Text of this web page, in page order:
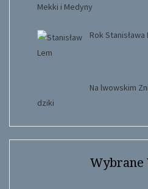
Mekki i Medyny
Rok
Na lwowskim
dziki
Wybrane